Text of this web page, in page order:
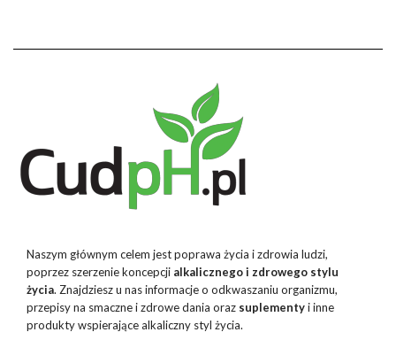
Naszym głównym celem jest poprawa życia i zdrowia ludzi,
poprzez szerzenie koncepcji alkalicznego i zdrowego stylu
życia. Znajdziesz u nas informacje o odkwaszaniu organizmu,
przepisy na smaczne i zdrowe dania oraz suplementyi inne
produkty wspierające alkaliczny styl życia.